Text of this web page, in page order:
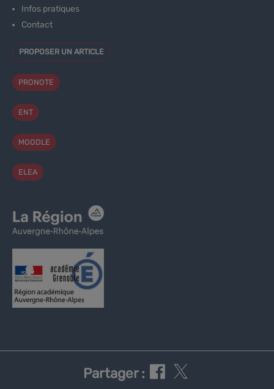
Infos pratiques
Contact
PROPOSER UN ARTICLE
PRONOTE
ENT
MOODLE
ELEA
Partager :